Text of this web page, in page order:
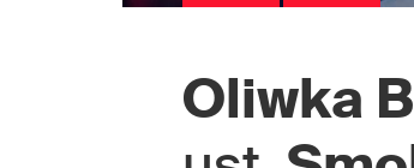
Oliwka